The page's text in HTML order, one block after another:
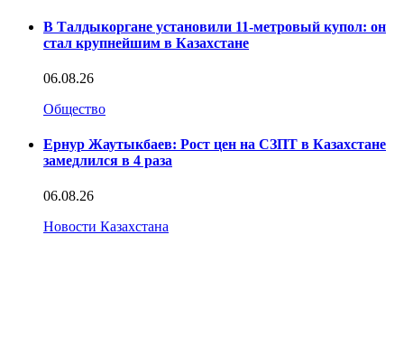
В Талдыкоргане установили 11-метровый купол: он
стал крупнейшим в Казахстане
06.08.26
Общество
Ернур Жаутыкбаев: Рост цен на СЗПТ в Казахстане
замедлился в 4 раза
06.08.26
Новости Казахстана